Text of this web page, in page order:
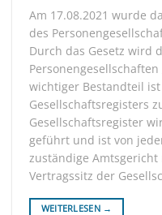
Am 17.08.2021 wurde
des
Durch das Gesetz wird
wichtiger Bestandteil
Gesellschaftsregisters
Gesellschaftsregister
geführt und ist von
zuständige
Vertragssitz der
WEITERLESEN →